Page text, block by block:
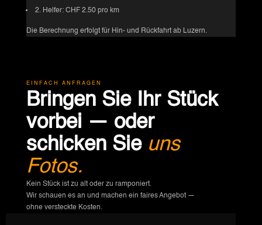
2. Helfer: CHF 2.50 pro km
Die Berechnung erfolgt für Hin- und Rückfahrt ab Luzern.
EINFACH ANFRAGEN
Bringen Sie Ihr Stück
vorbei — oder
schicken Sie uns
Fotos.
Kein Stück ist zu alt oder zu ramponiert.
Wir schauen es an und machen ein faires Angebot —
ohne versteckte Kosten.